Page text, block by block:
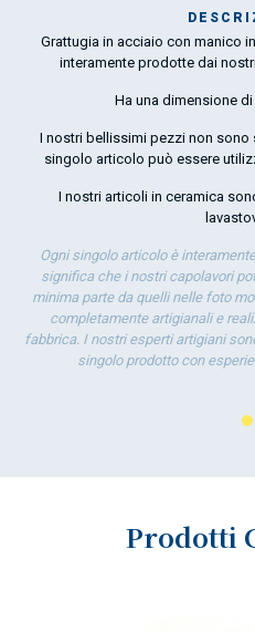
Grattugia in acciaio con manico
interamente prodotte dai
Ha una dimensione
I nostri bellissimi pezzi non
singolo articolo può essere
I nostri articoli in ceramica
Ogni singolo articolo è
significa che i nostri capolavori
minima parte da quelli nelle foto
completamente artigianali e
fabbrica. I nostri esperti artigiani
singolo prodotto con
Prodotti